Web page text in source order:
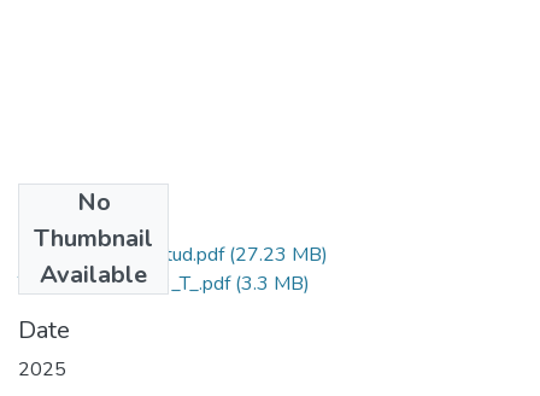
No
Thumbnail
Available
Grado de Similitud.pdf(27.23 MB)
T036_75167823_T_.pdf(3.3 MB)
Date
2025